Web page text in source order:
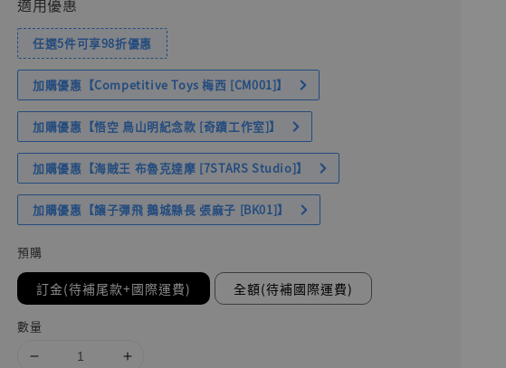
適用優惠
任選5件可享98折優惠
加購優惠【Competitive Toys 梅西 [CM001]】
加購優惠【悟空 鳥山明紀念款 [奇蹟工作室]】
加購優惠【海賊王 布魯克達摩 [7STARS Studio]】
加購優惠【讓子彈飛 鵝城縣長 張麻子 [BK01]】
預購
訂金(待補尾款+國際運費) 全額(待補國際運費)
數量